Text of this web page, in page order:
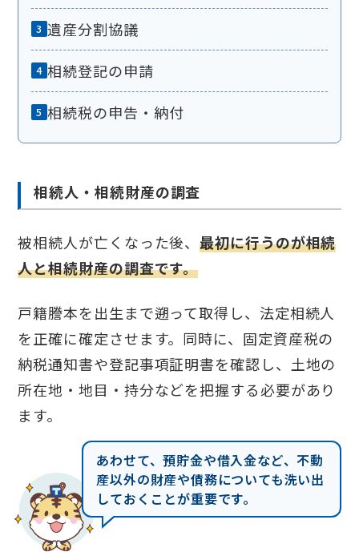
遺産分割協議
相続登記の申請
相続税の申告・納付
相続人・相続財産の調査
被相続人が亡くなった後、最初に行うのが相続
人と相続財産の調査です。
戸籍謄本を出生まで遡って取得し、法定相続人
を正確に確定させます。同時に、固定資産税の
納税通知書や登記事項証明書を確認し、土地の
所在地・地目・持分などを把握する必要があり
ます。
あわせて、預貯金や借入金など、不動
産以外の財産や債務についても洗い出
しておくことが重要です。